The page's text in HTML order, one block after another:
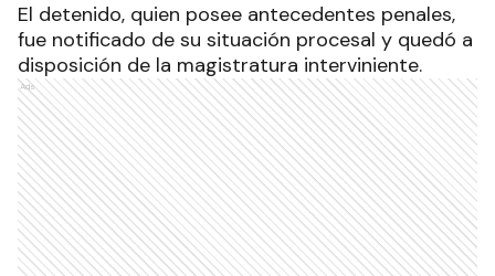
El detenido, quien posee antecedentes penales,
fue notificado de su situación procesal y quedó a
disposición de la magistratura interviniente.
Ads